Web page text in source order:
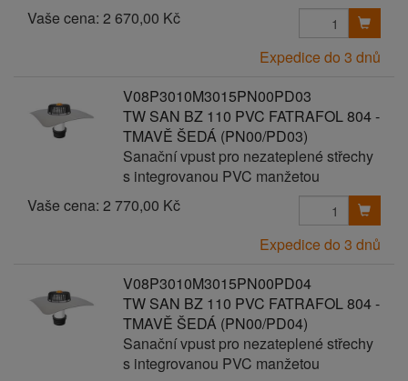
Vaše cena: 2 670,00 Kč
Expedice do 3 dnů
V08P3010M3015PN00PD03
TW SAN BZ 110 PVC FATRAFOL 804 -
TMAVĚ ŠEDÁ (PN00/PD03)
Sanační vpust pro nezateplené střechy
s integrovanou PVC manžetou
Vaše cena: 2 770,00 Kč
Expedice do 3 dnů
V08P3010M3015PN00PD04
TW SAN BZ 110 PVC FATRAFOL 804 -
TMAVĚ ŠEDÁ (PN00/PD04)
Sanační vpust pro nezateplené střechy
s integrovanou PVC manžetou